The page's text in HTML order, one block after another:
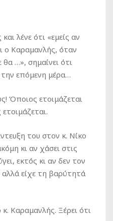
λένε ότι «εμείς αν
ο Καραμανλής, όταν
…», σημαίνει ότι
την επόμενη μέρα…
Όποιος ετοιμάζεται
του στον κ. Νίκο
κι αν χάσει στις
εκτός κι αν δεν τον
αλλά είχε τη βαρύτητά
Καραμανλής. Ξέρει ότι